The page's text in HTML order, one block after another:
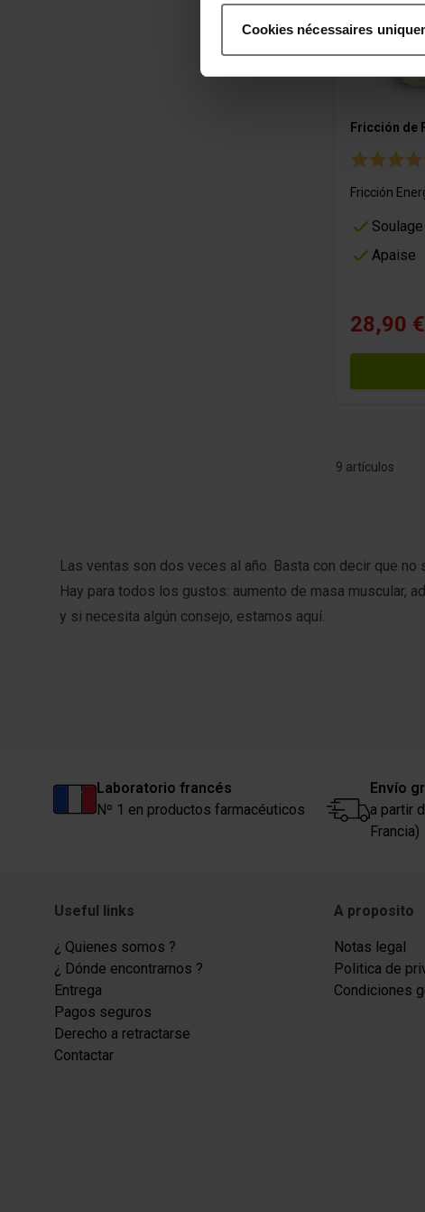
Identifier votre appareil en
digitales).
Pour en savoir plus sur le
Les cookies nous permettent
aux médias sociaux et de
utilisation de notre site avec
Cookies nécessaires
Fricción de
Fricción
Soulage
Apaise
28,90 €
9 artículos
Las ventas son dos veces al año. Basta con decir que
Hay para todos los gustos: aumento de masa muscular,
y si necesita algún consejo, estamos aquí.
Laboratorio francés
Nº 1 en productos farmacéuticos
Envío
a partir
Francia)
Useful links
¿ Quienes somos ?
¿ Dónde encontrarnos ?
Entrega
Pagos seguros
Derecho a retractarse
Contactar
A proposito
Notas legal
Politica de
Condiciones